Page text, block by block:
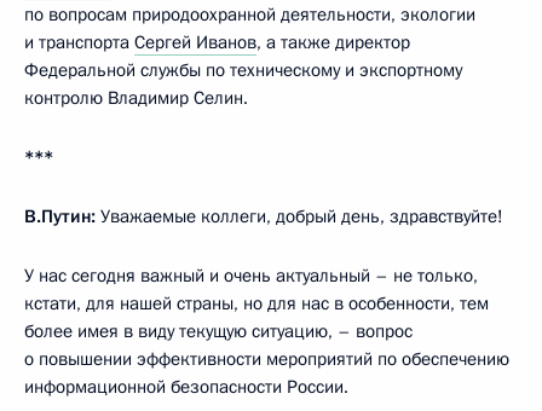
по вопросам природоохранной деятельности, экологии
и транспорта Сергей Иванов, а также директор
Федеральной службы по техническому и экспортному
контролю Владимир Селин.
***
В.Путин: Уважаемые коллеги, добрый день, здравствуйте!
У нас сегодня важный и очень актуальный – не только,
кстати, для нашей страны, но для нас в особенности, тем
более имея в виду текущую ситуацию, – вопрос
о повышении эффективности мероприятий по обеспечению
информационной безопасности России.